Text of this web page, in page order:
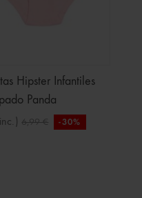
Hipster Infantiles
Panda
6,99 € -30%